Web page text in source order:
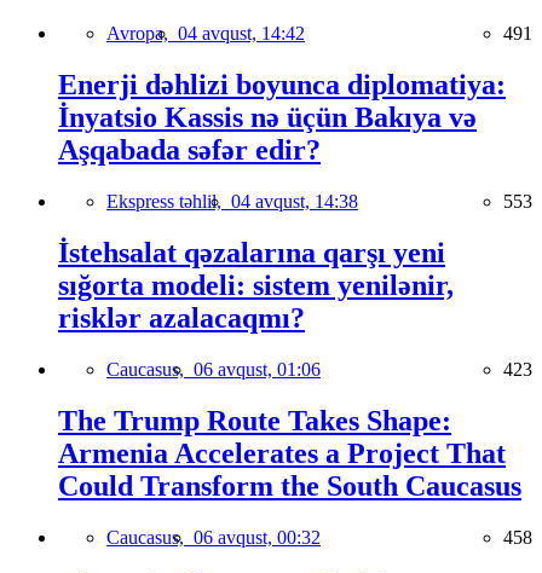
Avropa, 04 avqust, 14:42 491
Enerji dəhlizi boyunca diplomatiya:
İnyatsio Kassis nə üçün Bakıya və
Aşqabada səfər edir?
Ekspress təhlil, 04 avqust, 14:38 553
İstehsalat qəzalarına qarşı yeni
sığorta modeli: sistem yenilənir,
risklər azalacaqmı?
Caucasus, 06 avqust, 01:06 423
The Trump Route Takes Shape:
Armenia Accelerates a Project That
Could Transform the South Caucasus
Caucasus, 06 avqust, 00:32 458